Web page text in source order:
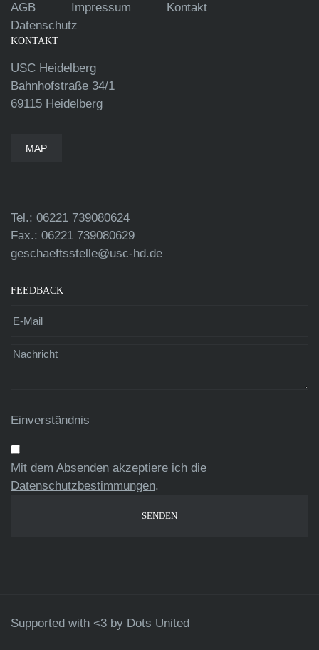
AGB Impressum
Kontakt
Datenschutz
KONTAKT
USC Heidelberg
Bahnhofstraße 34/1
69115 Heidelberg
MAP
Tel.: 06221 739080624
Fax.: 06221 739080629
geschaeftsstelle@usc-hd.de
FEEDBACK
Einverständnis
Mit dem Absenden akzeptiere ich die
Datenschutzbestimmungen.
Supported with <3 by Dots United